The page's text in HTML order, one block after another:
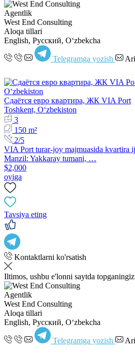
Agentlik
West End Consulting
Aloqa tillari
English, Русский, Oʻzbekcha
Telegramga yozish
Сдаётся евро квартира, ЖК VIA Port
Toshkent, Oʻzbekiston
3
150 m²
2/5
VIA Port turar-joy majmuasida kvartira
Manzil: Yakkaray tumani, …
$2,000
oyiga
Tavsiya eting
Kontaktlarni ko'rsatish
Iltimos, ushbu e'lonni saytda
Agentlik
West End Consulting
Aloqa tillari
English, Русский, Oʻzbekcha
Telegramga yozish